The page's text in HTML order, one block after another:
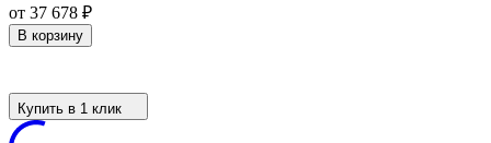
от 37 678 ₽
В корзину
Купить в 1 клик